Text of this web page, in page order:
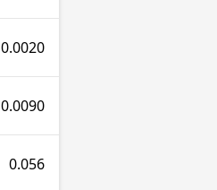
0.0020
0.0090
0.056